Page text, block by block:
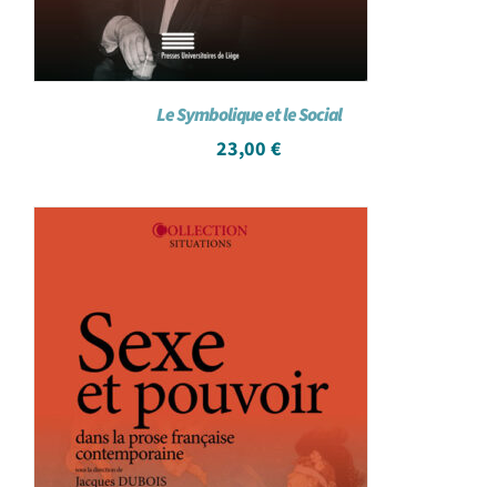
Le Symbolique et le Social
23,00 €